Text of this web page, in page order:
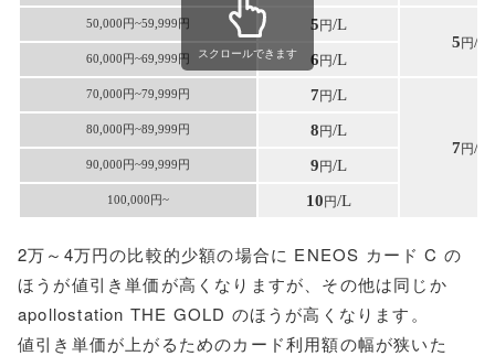
50,000円~59,999円 5円/L
5円/L
60,000円~69,999円 6円/L
70,000円~79,999円 7円/L
7円/L
80,000円~89,999円 8円/L
90,000円~99,999円 9円/L
100,000円~ 10円/L
スクロールできます
2万～4万円の比較的少額の場合に ENEOS カード C の
ほうが値引き単価が高くなりますが、その他は同じか
apollostation THE GOLD のほうが高くなります。
値引き単価が上がるためのカード利用額の幅が狭いた